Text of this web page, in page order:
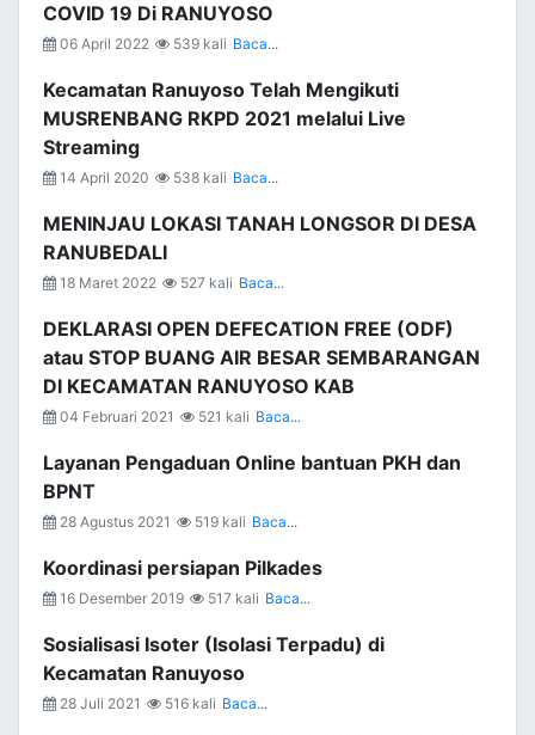
COVID 19 Di RANUYOSO
06 April 2022 539 kali Baca...
Kecamatan Ranuyoso Telah Mengikuti
MUSRENBANG RKPD 2021 melalui Live
Streaming
14 April 2020 538 kali Baca...
MENINJAU LOKASI TANAH LONGSOR DI DESA
RANUBEDALI
18 Maret 2022 527 kali Baca...
DEKLARASI OPEN DEFECATION FREE (ODF)
atau STOP BUANG AIR BESAR SEMBARANGAN
DI KECAMATAN RANUYOSO KAB
04 Februari 2021 521 kali Baca...
Layanan Pengaduan Online bantuan PKH dan
BPNT
28 Agustus 2021 519 kali Baca...
Koordinasi persiapan Pilkades
16 Desember 2019 517 kali Baca...
Sosialisasi Isoter (Isolasi Terpadu) di
Kecamatan Ranuyoso
28 Juli 2021 516 kali Baca...